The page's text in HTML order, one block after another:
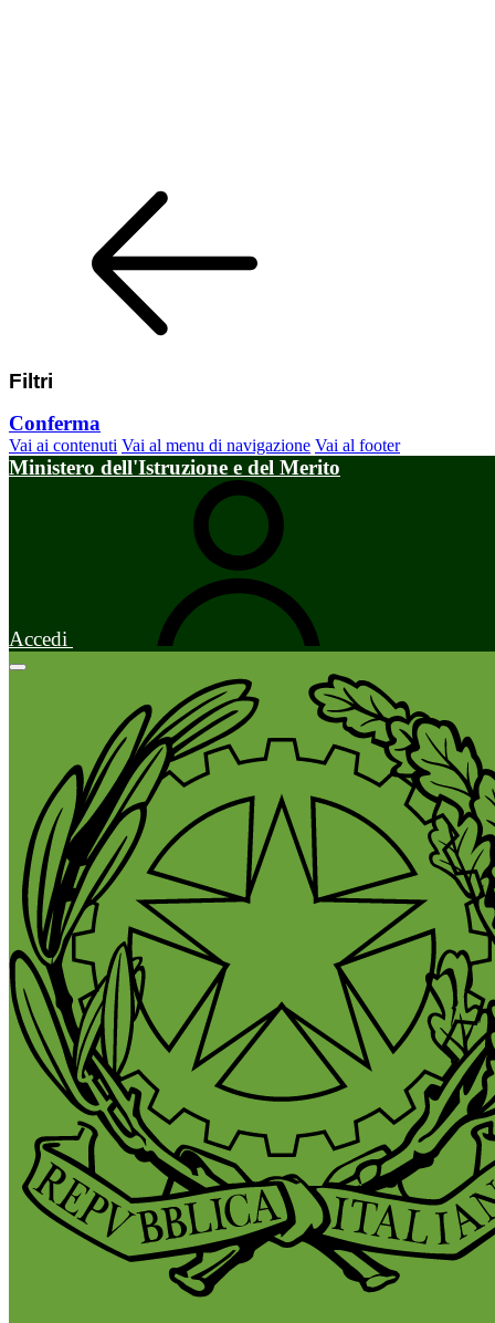
Filtri
Conferma
Vai ai contenuti Vai al menu di navigazione Vai al footer
Ministero dell'Istruzione e del Merito
Accedi